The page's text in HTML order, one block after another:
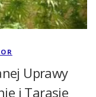
Uprawy
i Tarasie